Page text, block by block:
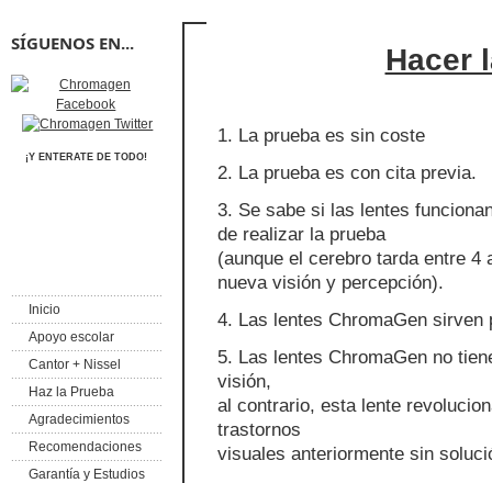
Hacer
1. La prueba es sin coste
2. La prueba es con cita previa.
3. Se sabe si las lentes
de realizar la prueba
(aunque el cerebro tarda entre
nueva visión y percepción).
4. Las lentes ChromaGen sirven
5. Las lentes ChromaGen no
visión,
al contrario, esta lente
trastornos
visuales anteriormente sin
SÍGUENOS EN...
¡Y ENTERATE DE TODO!
Inicio
Apoyo escolar
Cantor + Nissel
Haz la Prueba
Agradecimientos
Recomendaciones
Garantía y Estudios